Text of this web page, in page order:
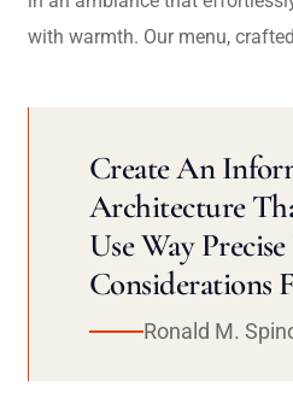
with warmth. Our menu,
Create An
Architecture
Use Way
Considerations
Ronald M.